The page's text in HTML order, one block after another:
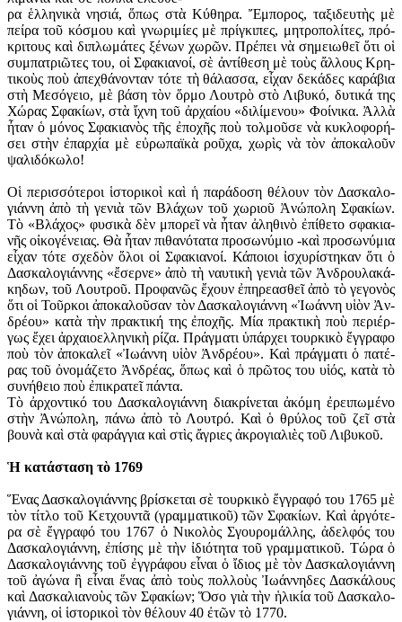
ρα ἑλ­λη­νι­κὰ νη­σιά, ὅ­πως στὰ Κύ­θη­ρα. Ἔμ­πο­ρος, τα­ξι­δευ­τὴς μὲ
πεί­ρα τοῦ κό­σμου καὶ γνω­ρι­μί­ες μὲ πρίγ­κι­πες, μη­τρο­πο­λί­τες, πρό­
κρι­τους καὶ δι­πλω­μά­τες ξέ­νων χω­ρῶν. Πρέ­πει νὰ ση­μει­ω­θεῖ ὅ­τι οἱ
συμ­πα­τρι­ῶ­τες του, οἱ Σφα­κια­νοί, σὲ ἀν­τί­θε­ση μὲ τοὺς ἄλ­λους Κρη­
τι­κοὺς ποὺ ἀ­πε­χθά­νον­ταν τό­τε τὴ θά­λασ­σα, εἶ­χαν δε­κά­δες κα­ρά­βια
στὴ Με­σό­γει­ο, μὲ βά­ση τὸν ὅρ­μο Λου­τρὸ στὸ Λι­βυ­κό, δυ­τι­κά της
Χώ­ρας Σφα­κί­ων, στὰ ἴ­χνη τοῦ ἀρ­χαί­ου «δι­λί­με­νου» Φοί­νι­κα. Ἀλ­λὰ
ἦ­ταν ὁ μό­νος Σφα­κια­νὸς τῆς ἐ­πο­χῆς ποὺ τολ­μοῦ­σε νὰ κυ­κλο­φο­ρή­
σει στὴν ἐ­παρ­χί­α μὲ εὐ­ρω­πα­ϊ­κὰ ροῦ­χα, χω­ρὶς νὰ τὸν ἀ­πο­κα­λοῦν
ψα­λι­δό­κω­λο!
Οἱ πε­ρισ­σό­τε­ροι ἱ­στο­ρι­κοὶ καὶ ἡ πα­ρά­δο­ση θέ­λουν τὸν Δα­σκα­λο­
γιά­ννη ἀ­πὸ τὴ γε­νιὰ τῶν Βλά­χων τοῦ χω­ριοῦ Ἀ­νώ­πο­λη Σφα­κί­ων.
Τὸ «Βλά­χος» φυ­σι­κὰ δὲν μπο­ρεῖ νὰ ἦ­ταν ἀ­λη­θι­νὸ ἐ­πί­θε­το σφα­κια­
νῆς οἰ­κο­γέ­νειας. Θὰ ἦ­ταν πι­θα­νό­τα­τα προ­σω­νύ­μιο -καὶ προ­σω­νύ­μια
εἶ­χαν τό­τε σχε­δὸν ὅ­λοι οἱ Σφα­κια­νοί. Κά­ποι­οι ἰ­σχυ­ρί­στη­καν ὅ­τι ὁ
Δα­σκα­λο­γιά­ννης «ἔ­σερ­νε» ἀ­πὸ τὴ ναυ­τι­κὴ γε­νιὰ τῶν Ἀν­δρου­λα­κά­
κη­δων, τοῦ Λου­τροῦ. Προ­φα­νῶς ἔ­χουν ἐ­πη­ρε­α­σθεῖ ἀ­πὸ τὸ γε­γο­νὸς
ὅ­τι οἱ Τοῦρ­κοι ἀ­πο­κα­λοῦ­σαν τὸν Δα­σκα­λο­γιά­ννη «Ἰ­ω­άν­νη υἱ­ὸν Ἀν­
δρέ­ου» κα­τὰ τὴν πρα­κτι­κή της ἐ­πο­χῆς. Μί­α πρα­κτι­κὴ ποὺ πε­ρι­έρ­
γως ἔ­χει ἀρ­χαι­ο­ελ­λη­νι­κὴ ρί­ζα. Πράγ­μα­τι ὑ­πάρ­χει τουρ­κι­κὸ ἔγ­γρα­φο
ποὺ τὸν ἀ­πο­κα­λεῖ «Ἰ­ω­άν­νη υἱ­ὸν Ἀν­δρέ­ου». Καὶ πράγ­μα­τι ὁ πα­τέ­
ρας τοῦ ὀ­νο­μά­ζε­το Ἀν­δρέ­ας, ὅ­πως καὶ ὁ πρῶ­τος του υἱ­ός, κα­τὰ τὸ
συ­νή­θει­ο ποὺ ἐ­πι­κρα­τεῖ πάν­τα.
Τὸ ἀρ­χον­τι­κό του Δα­σκα­λο­γιά­ννη δι­α­κρί­νε­ται ἀ­κό­μη ἐ­ρει­πω­μέ­νο
στὴν Ἀ­νώ­πο­λη, πά­νω ἀ­πὸ τὸ Λου­τρό. Καὶ ὁ θρύ­λος τοῦ ζεῖ στὰ
βου­νὰ καὶ στὰ φα­ράγ­για καὶ στὶς ἄ­γρι­ες ἀ­κρο­γι­α­λι­ὲς τοῦ Λι­βυ­κοῦ.
Ἡ κα­τά­στα­ση τὸ 1769
Ἕ­νας Δα­σκα­λο­γιά­ννης βρί­σκε­ται σὲ τουρ­κι­κὸ ἔγ­γρα­φό του 1765 μὲ
τὸν τί­τλο τοῦ Κετ­χουν­τᾶ (γραμ­μα­τι­κοῦ) τῶν Σφα­κί­ων. Καὶ ἀρ­γό­τε­
ρα σὲ ἔγ­γρα­φό του 1767 ὁ Νι­κο­λὸς Σγου­ρο­μάλ­λης, ἀ­δελ­φός του
Δα­σκα­λο­γιά­ννη, ἐ­πί­σης μὲ τὴν ἰ­δι­ό­τη­τα τοῦ γραμ­μα­τι­κοῦ. Τώ­ρα ὁ
Δα­σκα­λο­γιά­ννης τοῦ ἐγ­γρά­φου εἶ­ναι ὁ ἴ­διος μὲ τὸν Δα­σκα­λο­γιά­ννη
τοῦ ἀ­γώ­να ἢ εἶ­ναι ἕ­νας ἀ­πὸ τοὺς πολ­λοὺς Ἰ­ω­άν­νη­δες Δα­σκά­λους
καὶ Δα­σκα­λια­νοὺς τῶν Σφα­κί­ων; Ὅ­σο γιὰ τὴν ἡ­λι­κί­α τοῦ Δα­σκα­λο­
γιά­ννη, οἱ ἱ­στο­ρι­κοὶ τὸν θέ­λουν 40 ἐ­τῶν τὸ 1770.